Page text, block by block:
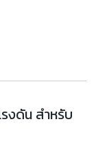
งดัน สำหรับ